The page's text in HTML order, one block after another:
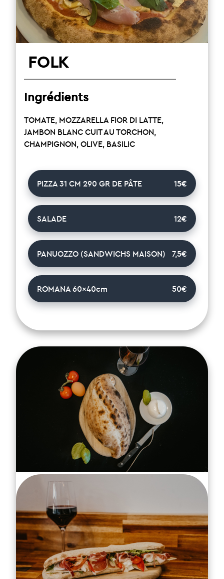
FOLK
Ingrédients
TOMATE, MOZZARELLA FIOR DI LATTE,
JAMBON BLANC CUIT AU TORCHON,
CHAMPIGNON, OLIVE, BASILIC
PIZZA 31 CM 290 GR DE PÂTE 15€
SALADE 12€
PANUOZZO (SANDWICHS MAISON) 7,5€
ROMANA 60x40cm 50€
PUNK
Ingrédients
(CALZONE POUR LA PIZZA) TOMATE,
MOZZARELLA FIOR DI LATTE, JAMBON
BLANC CUIT AU TORCHON, BASILIC,